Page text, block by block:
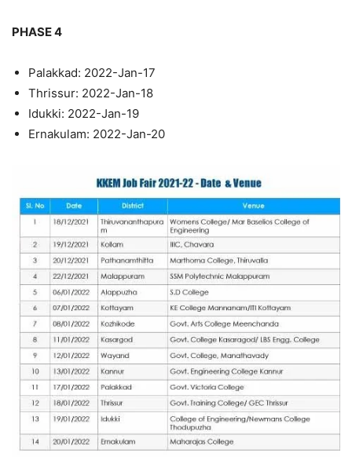
PHASE 4
Palakkad: 2022-Jan-17
Thrissur: 2022-Jan-18
Idukki: 2022-Jan-19
Ernakulam: 2022-Jan-20